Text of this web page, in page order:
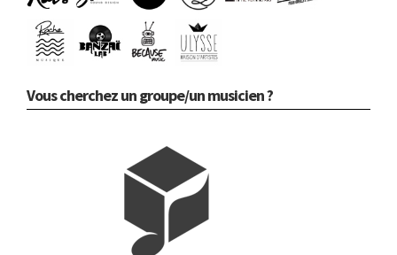
Vous cherchez un groupe/un musicien ?